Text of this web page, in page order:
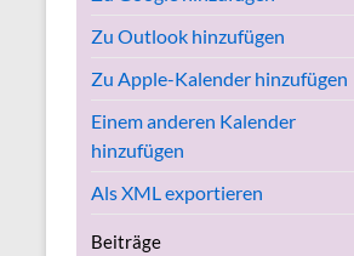
Zu Outlook hinzufügen
Zu Apple-Kalender hinzufügen
Einem anderen Kalender
hinzufügen
Als XML exportieren
Beiträge